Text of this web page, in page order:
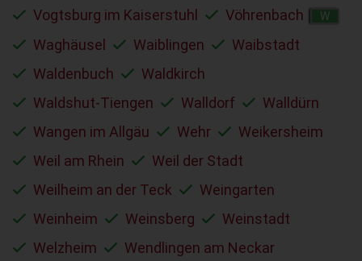
Vogtsburg im Kaiserstuhl
Vöhrenbach W
Waghäusel Waiblingen
Waibstadt
Waldenbuch
Waldkirch
Waldshut-Tiengen
Walldorf
Walldürn
Wangen im Allgäu
Wehr
Weikersheim
Weil am Rhein
Weil der Stadt
Weilheim an der Teck
Weingarten
Weinheim
Weinsberg
Weinstadt
Welzheim
Wendlingen am Neckar